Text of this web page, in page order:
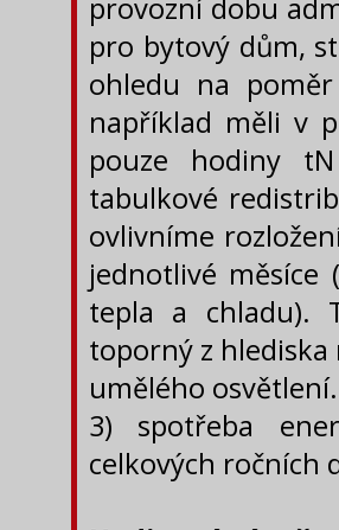
provozní dobu
pro bytový dům,
ohledu na
například měli v
pouze hodiny
tabulkové
ovlivníme
jednotlivé
tepla a chladu).
toporný z
umělého osvětlení.
3) spotřeba
celkových ročních